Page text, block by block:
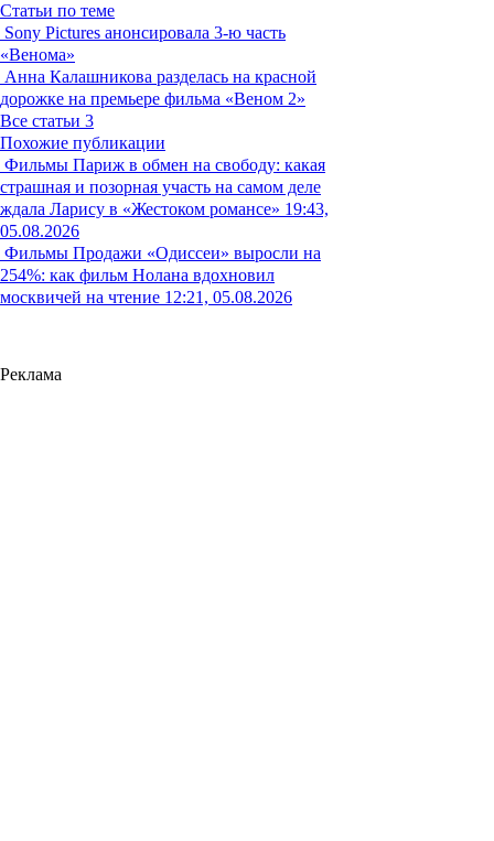
Статьи по теме
Sony Pictures анонсировала 3-ю часть
«Венома»
Анна Калашникова разделась на красной
дорожке на премьере фильма «Веном 2»
Все статьи 3
Похожие публикации
Фильмы Париж в обмен на свободу: какая
страшная и позорная участь на самом деле
ждала Ларису в «Жестоком романсе» 19:43,
05.08.2026
Фильмы Продажи «Одиссеи» выросли на
254%: как фильм Нолана вдохновил
москвичей на чтение 12:21, 05.08.2026
Реклама